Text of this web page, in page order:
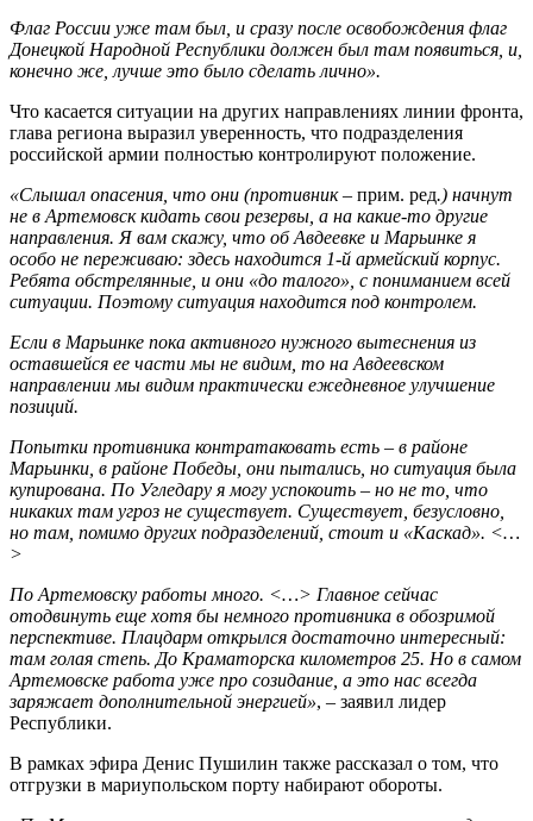
Флаг России уже там был, и сразу после освобождения флаг
Донецкой Народной Республики должен был там появиться, и,
конечно же, лучше это было сделать лично».
Что касается ситуации на других направлениях линии фронта,
глава региона выразил уверенность, что подразделения
российской армии полностью контролируют положение.
«Слышал опасения, что они (противник – прим. ред.) начнут
не в Артемовск кидать свои резервы, а на какие-то другие
направления. Я вам скажу, что об Авдеевке и Марьинке я
особо не переживаю: здесь находится 1-й армейский корпус.
Ребята обстрелянные, и они «до талого», с пониманием всей
ситуации. Поэтому ситуация находится под контролем.
Если в Марьинке пока активного нужного вытеснения из
оставшейся ее части мы не видим, то на Авдеевском
направлении мы видим практически ежедневное улучшение
позиций.
Попытки противника контратаковать есть – в районе
Марьинки, в районе Победы, они пытались, но ситуация была
купирована. По Угледару я могу успокоить – но не то, что
никаких там угроз не существует. Существует, безусловно,
но там, помимо других подразделений, стоит и «Каскад». <…
>
По Артемовску работы много. <…> Главное сейчас
отодвинуть еще хотя бы немного противника в обозримой
перспективе. Плацдарм открылся достаточно интересный:
там голая степь. До Краматорска километров 25. Но в самом
Артемовске работа уже про созидание, а это нас всегда
заряжает дополнительной энергией», – заявил лидер
Республики.
В рамках эфира Денис Пушилин также рассказал о том, что
отгрузки в мариупольском порту набирают обороты.